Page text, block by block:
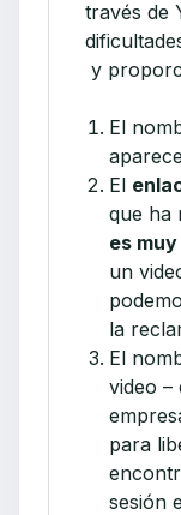
través de
y
El
El
que ha
es
un
la
El
video –
para
sesión